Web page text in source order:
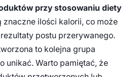
przy stosowaniu diety
znaczne ilości kalorii, co może
postu przerywanego.
to kolejna grupa
unikać. Warto pamiętać, że